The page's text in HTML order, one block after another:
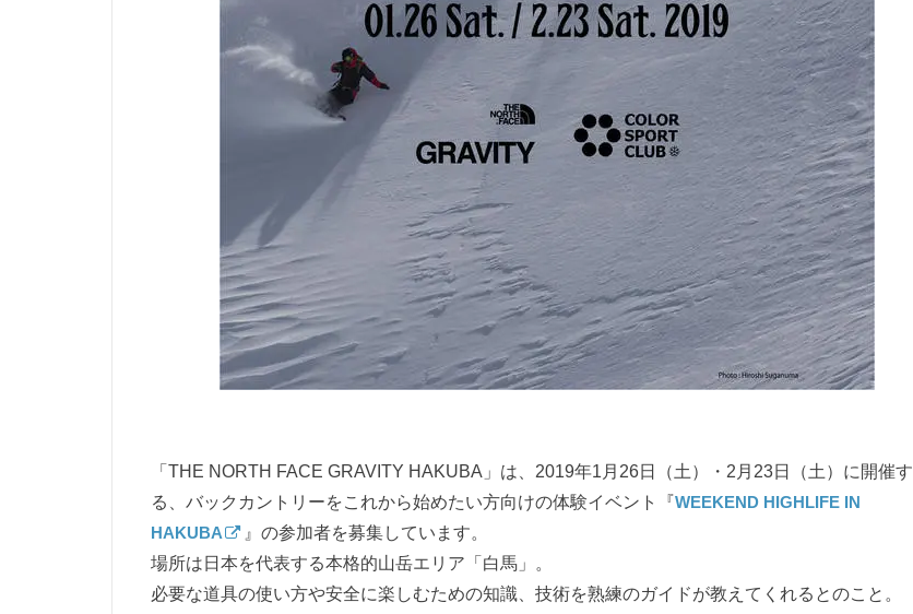
「THE NORTH FACE GRAVITY HAKUBA」は、2019年1月26日（土）・2月23日（土）に開催す
る、バックカントリーをこれから始めたい方向けの体験イベント『WEEKEND HIGHLIFE IN
HAKUBA
』の参加者を募集しています。
場所は日本を代表する本格的山岳エリア「白馬」。
必要な道具の使い方や安全に楽しむための知識、技術を熟練のガイドが教えてくれるとのこと。